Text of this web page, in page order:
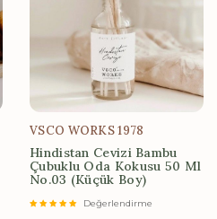
VSCO WORKS 1978
Hindistan Cevizi Bambu
Çubuklu Oda Kokusu 50 Ml
No.03 (Küçük Boy)
Değerlendirme